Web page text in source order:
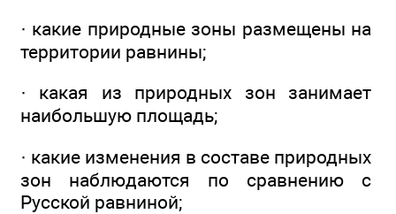
· какие природные зоны размещены на
территории равнины;
· какая из природных зон занимает
наибольшую площадь;
· какие изменения в составе природных
зон наблюдаются по сравнению с
Русской равниной;